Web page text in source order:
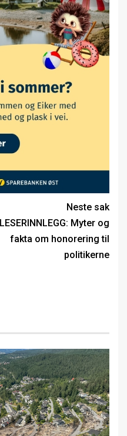
Neste sak
LESERINNLEGG: Myter og
fakta om honorering til
politikerne